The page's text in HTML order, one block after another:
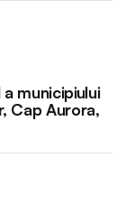
municipiului
Cap Aurora,